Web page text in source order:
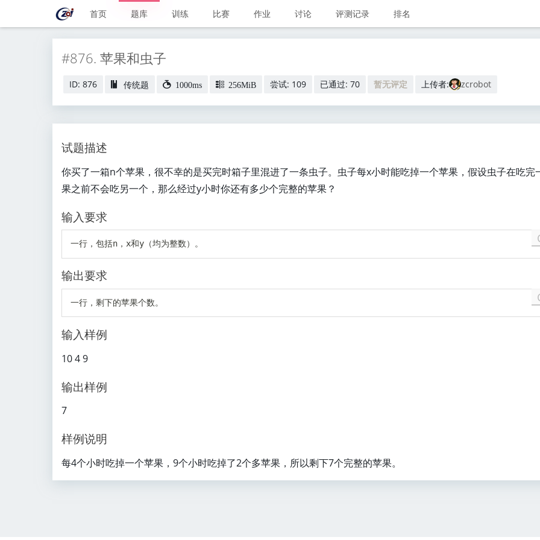
首页 题库 训练 比赛 作业 讨论 评测记录 排名
#876. 苹果和虫子
ID: 876 传统题 1000ms 256MiB 尝试: 109 已通过: 70 暂无评定 上传者: zcrobot
试题描述
你买了一箱n个苹果，很不幸的是买完时箱子里混进了一条虫子。虫子每x小时能吃掉一个苹果，假设虫子在吃完
果之前不会吃另一个，那么经过y小时你还有多少个完整的苹果？
输入要求
输出要求
输入样例
10 4 9
输出样例
7
样例说明
每4个小时吃掉一个苹果，9个小时吃掉了2个多苹果，所以剩下7个完整的苹果。